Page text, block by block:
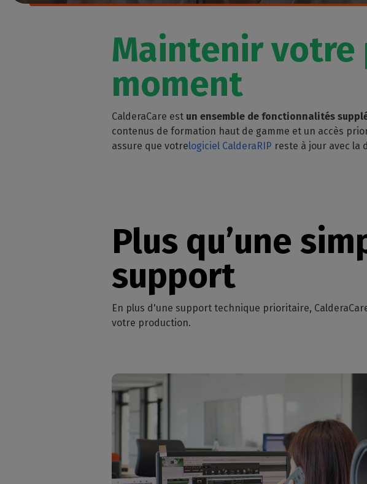
Licences RIP perpétuelles
Découvrez les modules
CalderaRIP et leurs nombreux
API REST
Votre solution d'API REST
RIP pour l'impression DTG
SOLUTIONS
Mesurez vos
Impression multi-supports
Impression
industrielle
Gérez de grands volumes
supportés
Vérifiez la compatibilité de
Maintenir
moment
CalderaCare est un ensemble de fonctionnalités
contenus de formation haut de gamme et un accès
assure que votrelogiciel CalderaRIP reste à jour avec la
Plus qu’une
support
En plus d'une support technique prioritaire,
votre production.